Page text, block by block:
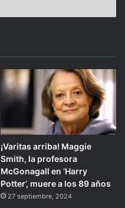
¡Varitas arriba! Maggie
Smith, la profesora
McGonagall en ‘Harry
Potter’, muere a los 89 años
27 septiembre, 2024